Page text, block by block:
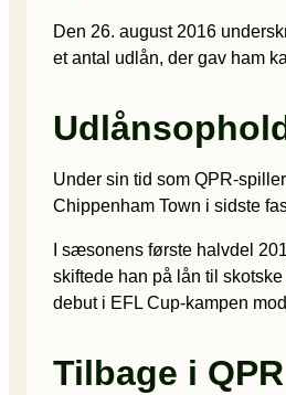
Den 26. august 2016
et antal udlån, der gav ham
Under sin tid som QPR-
Chippenham Town i sidste
I sæsonens første halvdel
skiftede han på lån til
debut i EFL Cup-kampen
Tilbage i